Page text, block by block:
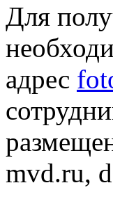
Для
адрес
mvd.ru,